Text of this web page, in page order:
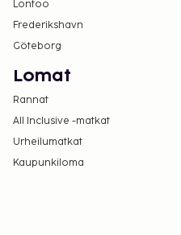
Lontoo
Frederikshavn
Göteborg
Lomat
Rannat
All Inclusive -matkat
Urheilumatkat
Kaupunkiloma